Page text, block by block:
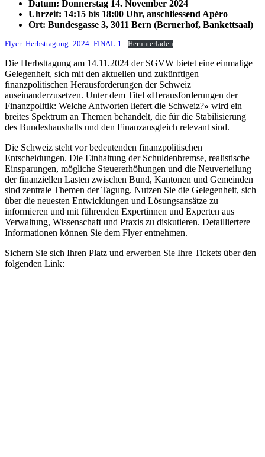
Datum: Donnerstag 14. November 2024
Uhrzeit: 14:15 bis 18:00 Uhr, anschliessend Apéro
Ort: Bundesgasse 3, 3011 Bern (Bernerhof, Bankettsaal)
Flyer_Herbsttagung_2024_FINAL-1 Herunterladen
Die Herbsttagung am 14.11.2024 der SGVW bietet eine einmalige
Gelegenheit, sich mit den aktuellen und zukünftigen
finanzpolitischen Herausforderungen der Schweiz
auseinanderzusetzen. Unter dem Titel «Herausforderungen der
Finanzpolitik: Welche Antworten liefert die Schweiz?» wird ein
breites Spektrum an Themen behandelt, die für die Stabilisierung
des Bundeshaushalts und den Finanzausgleich relevant sind.
Die Schweiz steht vor bedeutenden finanzpolitischen
Entscheidungen. Die Einhaltung der Schuldenbremse, realistische
Einsparungen, mögliche Steuererhöhungen und die Neuverteilung
der finanziellen Lasten zwischen Bund, Kantonen und Gemeinden
sind zentrale Themen der Tagung. Nutzen Sie die Gelegenheit, sich
über die neuesten Entwicklungen und Lösungsansätze zu
informieren und mit führenden Expertinnen und Experten aus
Verwaltung, Wissenschaft und Praxis zu diskutieren. Detailliertere
Informationen können Sie dem Flyer entnehmen.
Sichern Sie sich Ihren Platz und erwerben Sie Ihre Tickets über den
folgenden Link: